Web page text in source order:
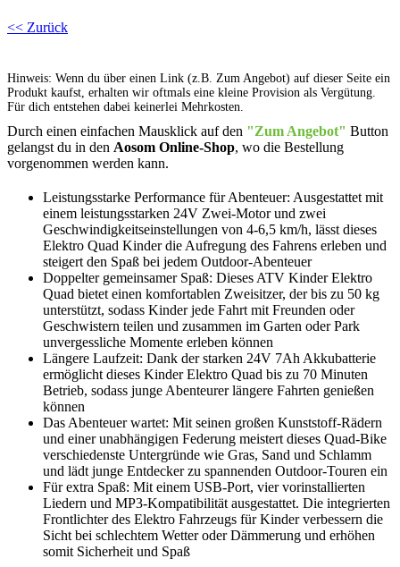
<< Zurück
Hinweis: Wenn du über einen Link (z.B. Zum Angebot) auf dieser Seite ein
Produkt kaufst, erhalten wir oftmals eine kleine Provision als Vergütung.
Für dich entstehen dabei keinerlei Mehrkosten.
Durch einen einfachen Mausklick auf den "Zum Angebot" Button
gelangst du in den Aosom Online-Shop, wo die Bestellung
vorgenommen werden kann.
Leistungsstarke Performance für Abenteuer: Ausgestattet mit
einem leistungsstarken 24V Zwei-Motor und zwei
Geschwindigkeitseinstellungen von 4-6,5 km/h, lässt dieses
Elektro Quad Kinder die Aufregung des Fahrens erleben und
steigert den Spaß bei jedem Outdoor-Abenteuer
Doppelter gemeinsamer Spaß: Dieses ATV Kinder Elektro
Quad bietet einen komfortablen Zweisitzer, der bis zu 50 kg
unterstützt, sodass Kinder jede Fahrt mit Freunden oder
Geschwistern teilen und zusammen im Garten oder Park
unvergessliche Momente erleben können
Längere Laufzeit: Dank der starken 24V 7Ah Akkubatterie
ermöglicht dieses Kinder Elektro Quad bis zu 70 Minuten
Betrieb, sodass junge Abenteurer längere Fahrten genießen
können
Das Abenteuer wartet: Mit seinen großen Kunststoff-Rädern
und einer unabhängigen Federung meistert dieses Quad-Bike
verschiedenste Untergründe wie Gras, Sand und Schlamm
und lädt junge Entdecker zu spannenden Outdoor-Touren ein
Für extra Spaß: Mit einem USB-Port, vier vorinstallierten
Liedern und MP3-Kompatibilität ausgestattet. Die integrierten
Frontlichter des Elektro Fahrzeugs für Kinder verbessern die
Sicht bei schlechtem Wetter oder Dämmerung und erhöhen
somit Sicherheit und Spaß